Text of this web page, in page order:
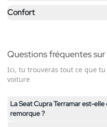
Confort
Questions fréquentes sur
Ici, tu trouveras tout ce que
voiture
La Seat Cupra Terramar est-elle équipée d'un attelage de
remorque ?